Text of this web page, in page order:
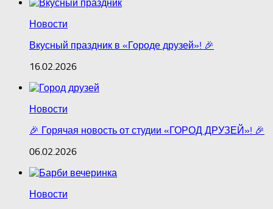
Новости
Вкусный праздник в «Городе друзей»! 🎉
16.02.2026
Новости
🎉 Горячая новость от студии «ГОРОД ДРУЗЕЙ»! 🎉
06.02.2026
Новости